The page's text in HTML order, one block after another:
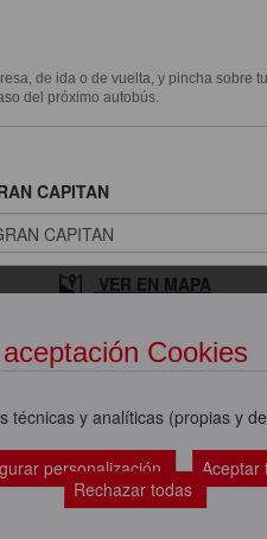
de ida o de vuelta, y pincha sobre
del próximo autobús.